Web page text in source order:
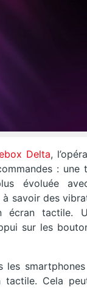
Delta,
: une
évoluée
savoir des
écran tactile.
sur les
tactile. Cela